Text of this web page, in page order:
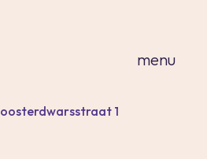
menu
sluiten
oosterdwarsstraat 1